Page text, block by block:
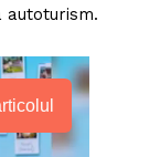
autoturism.